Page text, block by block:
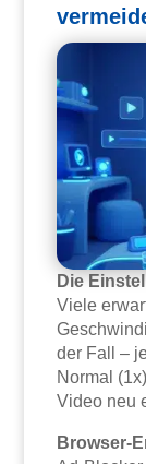
Die
Viele
der Fall –
Normal
Video neu
Browser-